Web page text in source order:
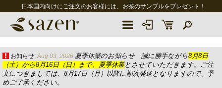
日本国内向けにご注文のお客様には、お茶のサンプルをプレゼント！
お知らせ: Aug 03, 2026 夏季休業のお知らせ 誠に勝手ながら8月8日
（土）から8月16日（日）まで、夏季休業とさせていただきます。ご注
文につきましては、8月17日（月）以降に順次発送となりますので、予
めご了承ください。